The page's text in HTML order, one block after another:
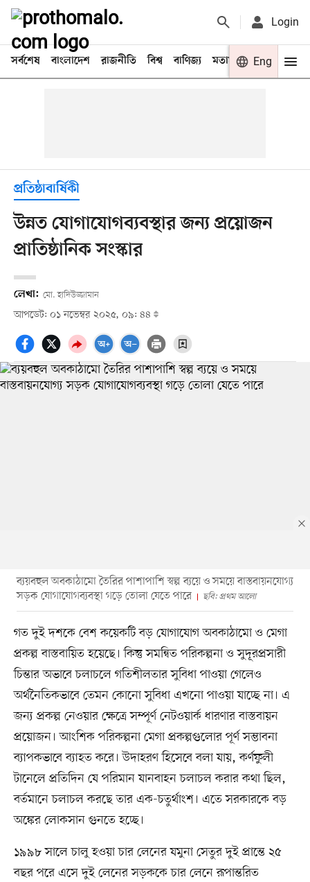
Login
সর্বশেষ বাংলাদেশ রাজনীতি বিশ্ব বাণিজ্য মতামত খেলা
Eng
প্রতিষ্ঠাবার্ষিকী
উন্নত যোগাযোগব্যবস্থার জন্য প্রয়োজন
প্রাতিষ্ঠানিক সংস্কার
লেখা: মো. হাদিউজ্জামান
আপডেট: ০১ নভেম্বর ২০২৫, ০৯: ৪৪
ব্যয়বহুল অবকাঠামো তৈরির পাশাপাশি স্বল্প ব্যয়ে ও সময়ে বাস্তবায়নযোগ্য
সড়ক যোগাযোগব্যবস্থা গড়ে তোলা যেতে পারে
ছবি: প্রথম আলো
গত দুই দশকে বেশ কয়েকটি বড় যোগাযোগ অবকাঠামো ও মেগা
প্রকল্প বাস্তবায়িত হয়েছে। কিন্তু সমন্বিত পরিকল্পনা ও সুদূরপ্রসারী
চিন্তার অভাবে চলাচলে গতিশীলতার সুবিধা পাওয়া গেলেও
অর্থনৈতিকভাবে তেমন কোনো সুবিধা এখনো পাওয়া যাচ্ছে না। এ
জন্য প্রকল্প নেওয়ার ক্ষেত্রে সম্পূর্ণ নেটওয়ার্ক ধারণার বাস্তবায়ন
প্রয়োজন। আংশিক পরিকল্পনা মেগা প্রকল্পগুলোর পূর্ণ সম্ভাবনা
ব্যাপকভাবে ব্যাহত করে। উদাহরণ হিসেবে বলা যায়, কর্ণফুলী
টানেলে প্রতিদিন যে পরিমান যানবাহন চলাচল করার কথা ছিল,
বর্তমানে চলাচল করছে তার এক-চতুর্থাংশ। এতে সরকারকে বড়
অঙ্কের লোকসান গুনতে হচ্ছে।
১৯৯৮ সালে চালু হওয়া চার লেনের যমুনা সেতুর দুই প্রান্তে ২৫
বছর পরে এসে দুই লেনের সড়ককে চার লেনে রূপান্তরিত